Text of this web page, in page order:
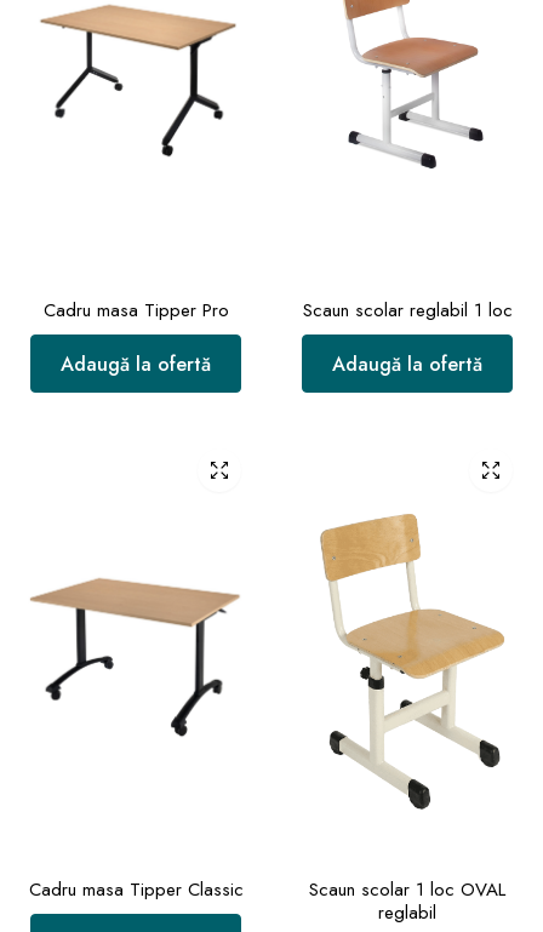
Cadru masa Tipper Pro
Adaugă la ofertă
Scaun scolar reglabil 1 loc
Adaugă la ofertă
Cadru masa Tipper Classic
Scaun scolar 1 loc OVAL
reglabil